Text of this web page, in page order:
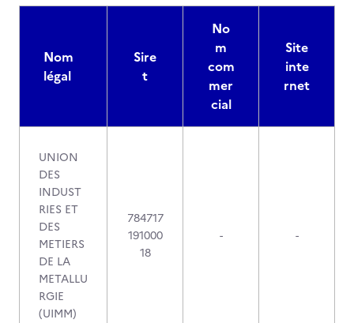
Nom
légal
Sire
t
No
m
com
mer
cial
Site
inte
rnet
UNION
DES
INDUST
RIES ET
DES
METIERS
DE LA
METALLU
RGIE
(UIMM)
784717
191000
18
- -